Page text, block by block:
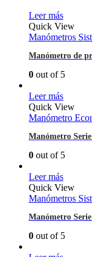
Leer más
Quick View
Manómetros
Manómetro de
0 out of 5
Leer más
Quick View
Manómetro
Manómetro
0 out of 5
Leer más
Quick View
Manómetros
Manómetro
0 out of 5